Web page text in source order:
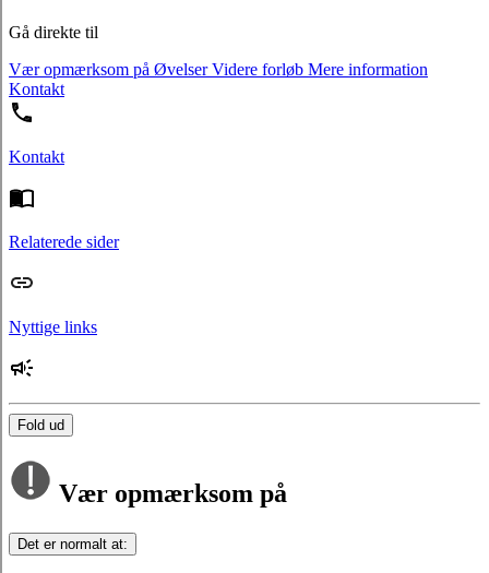
Gå direkte til
Vær opmærksom på ØvelserVidere forløb Mere information
Kontakt
Kontakt
Relaterede sider
Nyttige links
Fold ud
Vær opmærksom på
Det er normalt at: